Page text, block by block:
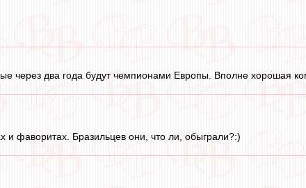
через два года будут чемпионами Европы. Вполне хорошая
и фаворитах. Бразильцев они, что ли, обыграли?:)